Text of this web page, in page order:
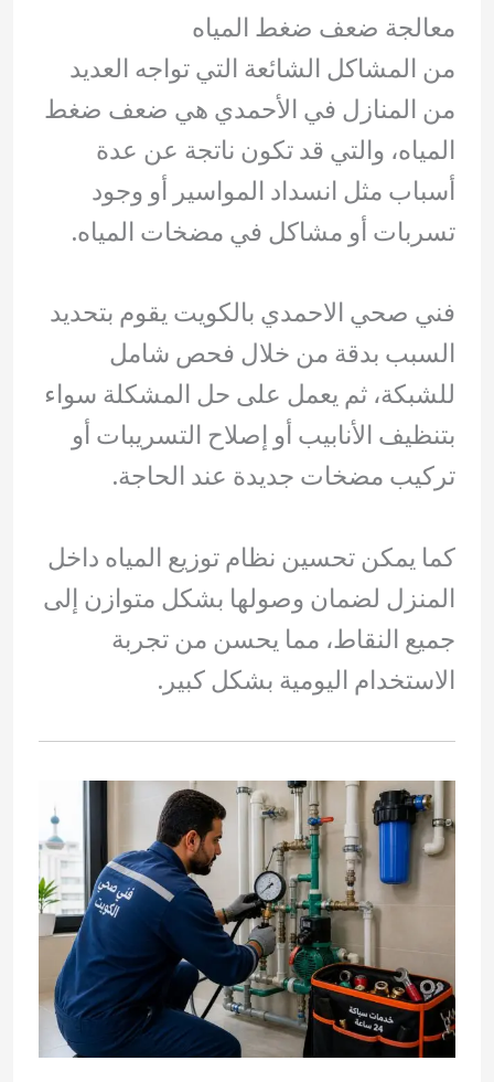
معالجة ضعف ضغط المياه
من المشاكل الشائعة التي تواجه العديد
من المنازل في الأحمدي هي ضعف ضغط
المياه، والتي قد تكون ناتجة عن عدة
أسباب مثل انسداد المواسير أو وجود
تسربات أو مشاكل في مضخات المياه.
فني صحي الاحمدي بالكويت يقوم بتحديد
السبب بدقة من خلال فحص شامل
للشبكة، ثم يعمل على حل المشكلة سواء
بتنظيف الأنابيب أو إصلاح التسريبات أو
تركيب مضخات جديدة عند الحاجة.
كما يمكن تحسين نظام توزيع المياه داخل
المنزل لضمان وصولها بشكل متوازن إلى
جميع النقاط، مما يحسن من تجربة
الاستخدام اليومية بشكل كبير.